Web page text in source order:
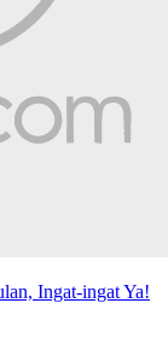
Ingat-ingat Ya!